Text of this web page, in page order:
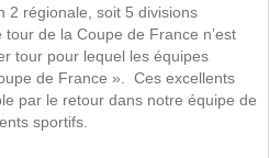
2 régionale, soit 5 divisions
de la Coupe de France n’est
tour pour lequel les équipes
de France ». Ces excellents
par le retour dans notre équipe de
sportifs.